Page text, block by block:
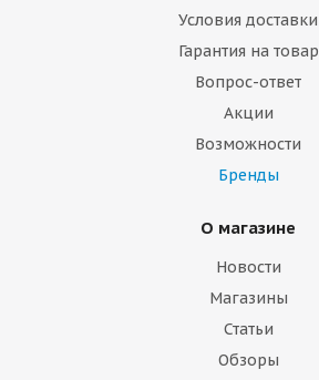
Условия доставки
Гарантия на товар
Вопрос-ответ
Акции
Возможности
Бренды
О магазине
Новости
Магазины
Статьи
Обзоры